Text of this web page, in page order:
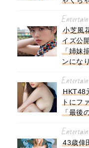
小芝風
イズ公
「姉妹
ンにな
HKT48
トにフ
「最後
43歳倖